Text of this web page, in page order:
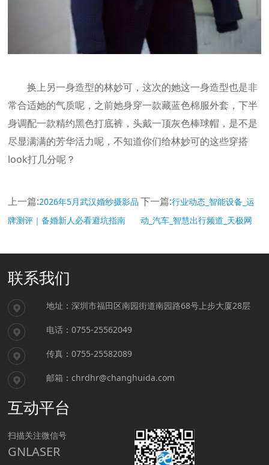
换上另一身造型的林妙可，这次的她这一身造型也是非
常合适她的气质呢，之前她身穿一款藏蓝色棉服外套，下半
身调配一款精约黑色打底裤，头戴一顶灰色棒球帽，是不是
尽显满满的芳华活力呢，不知道你们给林妙可的这些穿搭
look打几分呢？
上一篇:2026年5月武汉婚纱摄影品
牌测评｜备婚新人必看避坑指南
下一篇:行业动态_智能设备_运
动_汽车_智慧出行频道_天极网
联系我们
地址： 深圳市福田区南园街道南园路68号上步大厦28层
电话： 0755-25562049
传真： 0755-25582089
邮箱： chrdhr@changhuida.com
互动平台
扫描关注微信号
GNLASER